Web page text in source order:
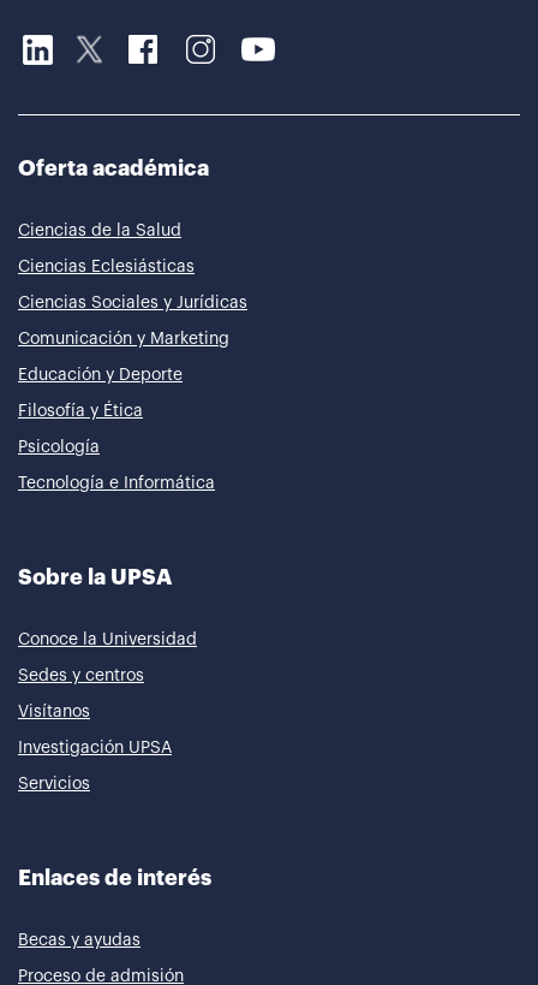
Oferta académica
Ciencias de la Salud
Ciencias Eclesiásticas
Ciencias Sociales y Jurídicas
Comunicación y Marketing
Educación y Deporte
Filosofía y Ética
Psicología
Tecnología e Informática
Sobre la UPSA
Conoce la Universidad
Sedes y centros
Visítanos
Investigación UPSA
Servicios
Enlaces de interés
Becas y ayudas
Proceso de admisión